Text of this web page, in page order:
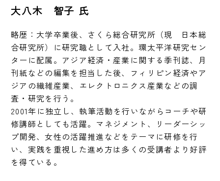
大八木 智子 氏
略歴：大学卒業後、さくら総合研究所（現　日本総
合研究所）に研究職として入社。環太平洋研究セン
ターに配属。アジア経済・産業に関する季刊誌、月
刊紙などの編集を担当した後、フィリピン経済やア
ジアの繊維産業、エレクトロニクス産業などの調
査・研究を行う。
2001年に独立し、執筆活動を行いながらコーチや研
修講師としても活躍。マネジメント、リーダーシッ
プ開発、女性の活躍推進などをテーマに研修を行
い、実践を重視した進め方は多くの受講者より好評
を得ている。